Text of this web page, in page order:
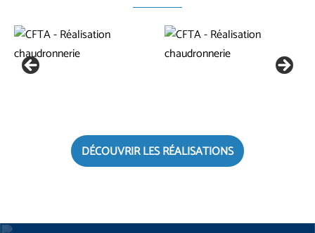
DÉCOUVRIR LES RÉALISATIONS